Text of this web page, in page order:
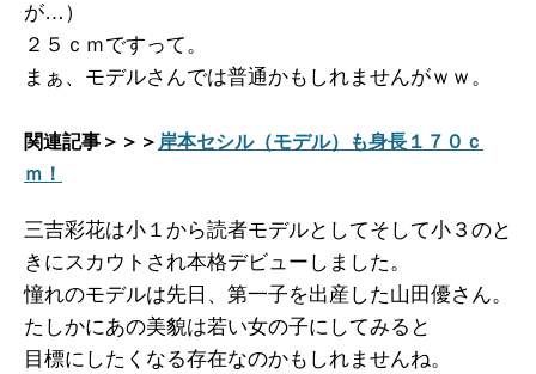
が…）
２５ｃｍですって。
まぁ、モデルさんでは普通かもしれませんがｗｗ。
関連記事＞＞＞ 岸本セシル（モデル）も身長１７０ｃ
ｍ！
三吉彩花は小１から読者モデルとしてそして小３のと
きにスカウトされ本格デビューしました。
憧れのモデルは先日、第一子を出産した山田優さん。
たしかにあの美貌は若い女の子にしてみると
目標にしたくなる存在なのかもしれませんね。